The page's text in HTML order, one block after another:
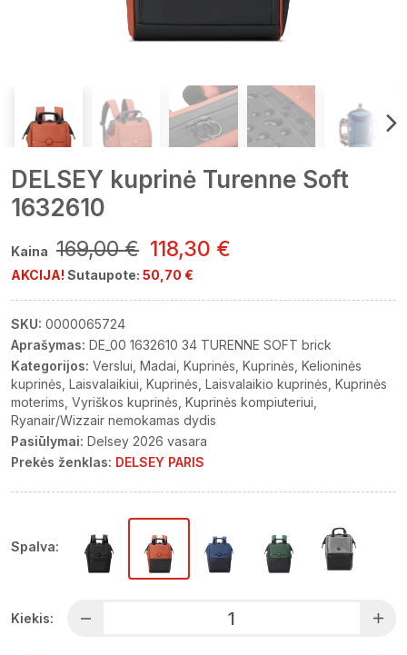
DELSEY kuprinė Turenne Soft
1632610
Kaina 169,00 € 118,30 €
AKCIJA! Sutaupote: 50,70 €
SKU: 0000065724
Aprašymas: DE_00 1632610 34 TURENNE SOFT brick
Kategorijos: Verslui Madai Kuprinės Kuprinės Kelioninės
kuprinės Laisvalaikiui Kuprinės Laisvalaikio kuprinės Kuprinės
moterims Vyriškos kuprinės Kuprinės kompiuteriui
Ryanair/Wizzair nemokamas dydis
Pasiūlymai: Delsey 2026 vasara
Prekės ženklas: DELSEY PARIS
Spalva:
Kiekis: